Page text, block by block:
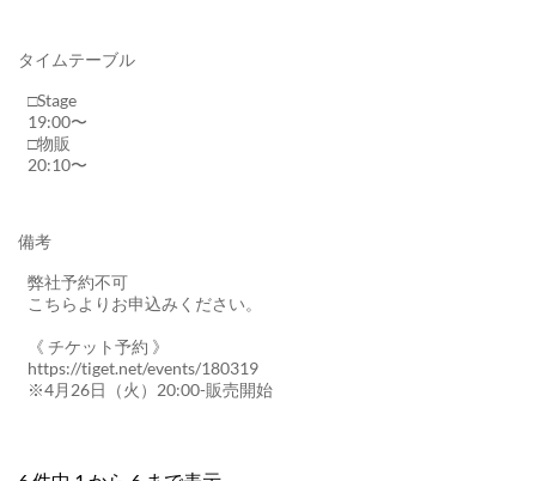
タイムテーブル
□Stage
19:00〜
□物販
20:10〜
備考
弊社予約不可
こちらよりお申込みください。
《 チケット予約 》
https://tiget.net/events/180319
※4月26日（火）20:00-販売開始